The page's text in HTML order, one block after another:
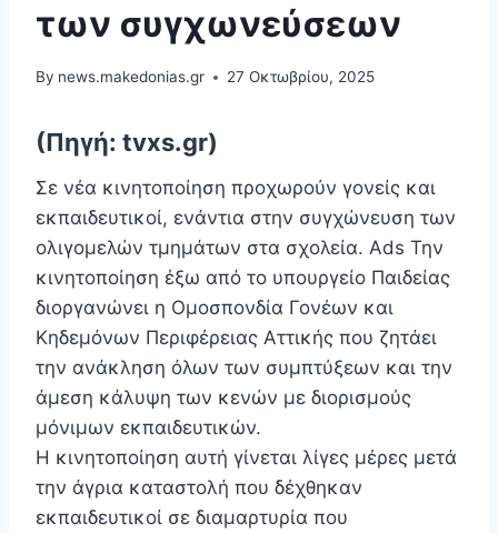
των συγχωνεύσεων
By news.makedonias.gr 27 Οκτωβρίου, 2025
(Πηγή: tvxs.gr)
Σε νέα κινητοποίηση προχωρούν γονείς και
εκπαιδευτικοί, ενάντια στην συγχώνευση των
ολιγομελών τμημάτων στα σχολεία. Ads Την
κινητοποίηση έξω από το υπουργείο Παιδείας
διοργανώνει η Ομοσπονδία Γονέων και
Κηδεμόνων Περιφέρειας Αττικής που ζητάει
την ανάκληση όλων των συμπτύξεων και την
άμεση κάλυψη των κενών με διορισμούς
μόνιμων εκπαιδευτικών.
Η κινητοποίηση αυτή γίνεται λίγες μέρες μετά
την άγρια καταστολή που δέχθηκαν
εκπαιδευτικοί σε διαμαρτυρία που